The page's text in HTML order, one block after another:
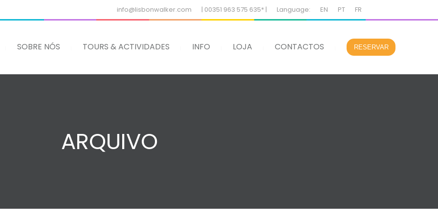
info@lisbonwalker.com | 00351 963 575 635* | Language: EN PT FR
SOBRE NÓS TOURS & ACTIVIDADES INFO LOJA CONTACTOS RESERVAR
ARQUIVO